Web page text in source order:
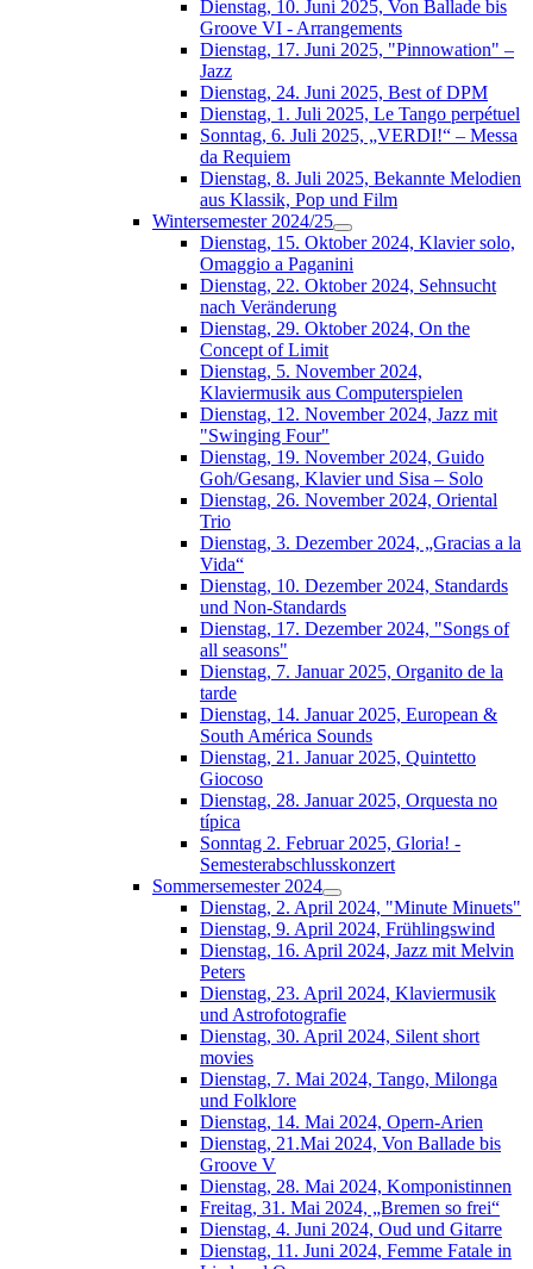
Dienstag, 10. Juni 2025, Von Ballade bis
Groove VI - Arrangements
Dienstag, 17. Juni 2025, "Pinnowation" –
Jazz
Dienstag, 24. Juni 2025, Best of DPM
Dienstag, 1. Juli 2025, Le Tango perpétuel
Sonntag, 6. Juli 2025, „VERDI!“ – Messa
da Requiem
Dienstag, 8. Juli 2025, Bekannte Melodien
aus Klassik, Pop und Film
Wintersemester 2024/25
Dienstag, 15. Oktober 2024, Klavier solo,
Omaggio a Paganini
Dienstag, 22. Oktober 2024, Sehnsucht
nach Veränderung
Dienstag, 29. Oktober 2024, On the
Concept of Limit
Dienstag, 5. November 2024,
Klaviermusik aus Computerspielen
Dienstag, 12. November 2024, Jazz mit
"Swinging Four"
Dienstag, 19. November 2024, Guido
Goh/Gesang, Klavier und Sisa – Solo
Dienstag, 26. November 2024, Oriental
Trio
Dienstag, 3. Dezember 2024, „Gracias a la
Vida“
Dienstag, 10. Dezember 2024, Standards
und Non-Standards
Dienstag, 17. Dezember 2024, "Songs of
all seasons"
Dienstag, 7. Januar 2025, Organito de la
tarde
Dienstag, 14. Januar 2025, European &
South América Sounds
Dienstag, 21. Januar 2025, Quintetto
Giocoso
Dienstag, 28. Januar 2025, Orquesta no
típica
Sonntag 2. Februar 2025, Gloria! -
Semesterabschlusskonzert
Sommersemester 2024
Dienstag, 2. April 2024, "Minute Minuets"
Dienstag, 9. April 2024, Frühlingswind
Dienstag, 16. April 2024, Jazz mit Melvin
Peters
Dienstag, 23. April 2024, Klaviermusik
und Astrofotografie
Dienstag, 30. April 2024, Silent short
movies
Dienstag, 7. Mai 2024, Tango, Milonga
und Folklore
Dienstag, 14. Mai 2024, Opern-Arien
Dienstag, 21.Mai 2024, Von Ballade bis
Groove V
Dienstag, 28. Mai 2024, Komponistinnen
Freitag, 31. Mai 2024, „Bremen so frei“
Dienstag, 4. Juni 2024, Oud und Gitarre
Dienstag, 11. Juni 2024, Femme Fatale in